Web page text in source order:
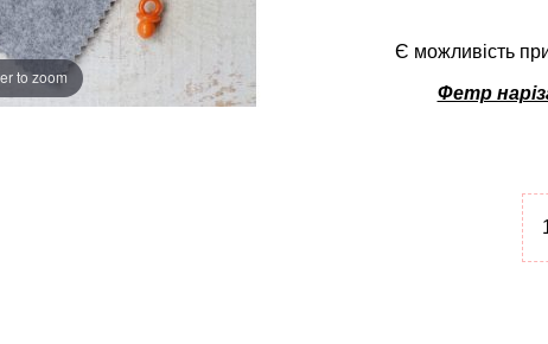
to zoom
Є можливість
Фетр